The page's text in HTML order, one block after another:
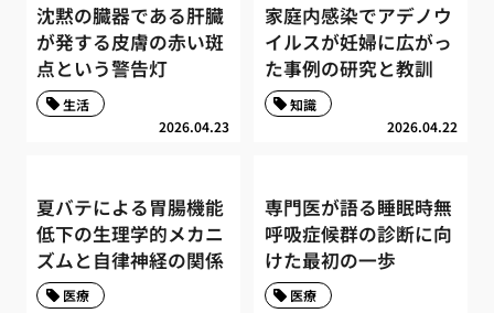
沈黙の臓器である肝臓
が発する皮膚の赤い斑
点という警告灯
2026.04.23
生活
家庭内感染でアデノウ
イルスが妊婦に広がっ
た事例の研究と教訓
2026.04.22
知識
夏バテによる胃腸機能
低下の生理学的メカニ
ズムと自律神経の関係
医療
専門医が語る睡眠時無
呼吸症候群の診断に向
けた最初の一歩
医療